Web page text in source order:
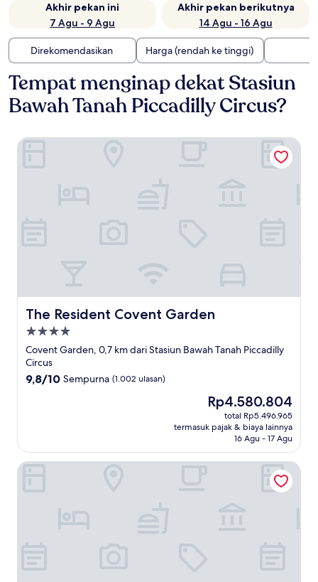
Akhir pekan ini
7 Agu - 9 Agu
Akhir pekan berikutnya
14 Agu - 16 Agu
Direkomendasikan Harga (rendah ke tinggi)
Tempat menginap dekat Stasiun
Bawah Tanah Piccadilly Circus?
The Resident Covent Garden
The Resident Covent Garden
Properti
bintang
4.0
Covent Garden, 0,7 km dari Stasiun Bawah Tanah Piccadilly
Circus
9.8
9,8/10 Sempurna (1.002 ulasan)
Harga
sekarang
Rp4.580.804
Rp4.580.804
total Rp5.496.965
termasuk pajak & biaya lainnya
16 Agu - 17 Agu
The Resident Covent Garden
Broadwick Soho